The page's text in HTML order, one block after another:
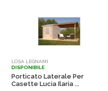
LOSA LEGNAMI
DISPONIBILE
Porticato Laterale Per
Casette Lucia Ilaria ...